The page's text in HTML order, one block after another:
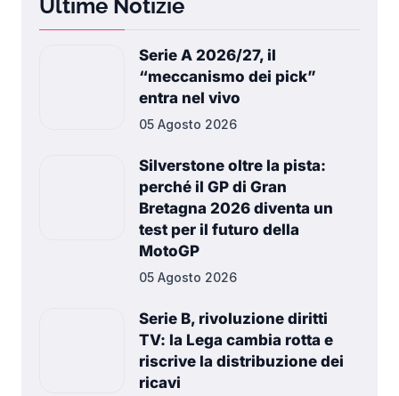
Ultime Notizie
Serie A 2026/27, il
“meccanismo dei pick”
entra nel vivo
05 Agosto 2026
Silverstone oltre la pista:
perché il GP di Gran
Bretagna 2026 diventa un
test per il futuro della
MotoGP
05 Agosto 2026
Serie B, rivoluzione diritti
TV: la Lega cambia rotta e
riscrive la distribuzione dei
ricavi